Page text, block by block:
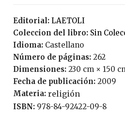
Editorial:
LAETOLI
Coleccion del libro:
Sin
Idioma:
Castellano
Número de páginas:
262
Dimensiones: 230 cm × 150
Fecha de publicación:
2009
Materia: religión
ISBN: 978-84-92422-09-8